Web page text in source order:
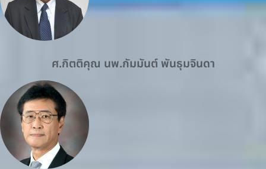
ศ.กิตติคุณ นพ.กัมมันต์ พันธุมจินดา